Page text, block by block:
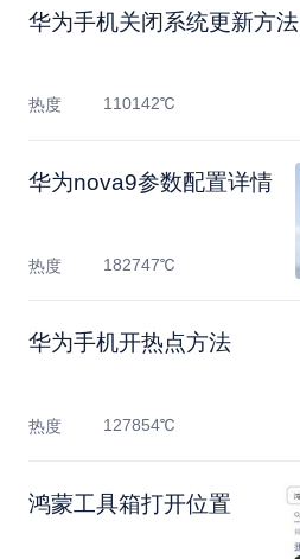
华为手机关闭系统更新方法
热度 110142℃
华为nova9参数配置详情
热度 182747℃
华为手机开热点方法
热度 127854℃
鸿蒙工具箱打开位置